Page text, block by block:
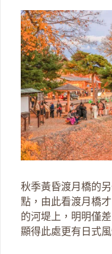
秋季黃昏渡月橋的
點，由此看渡月橋
的河堤上，明明僅
顯得此處更有日式風